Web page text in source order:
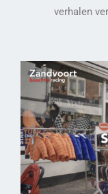
verhalen